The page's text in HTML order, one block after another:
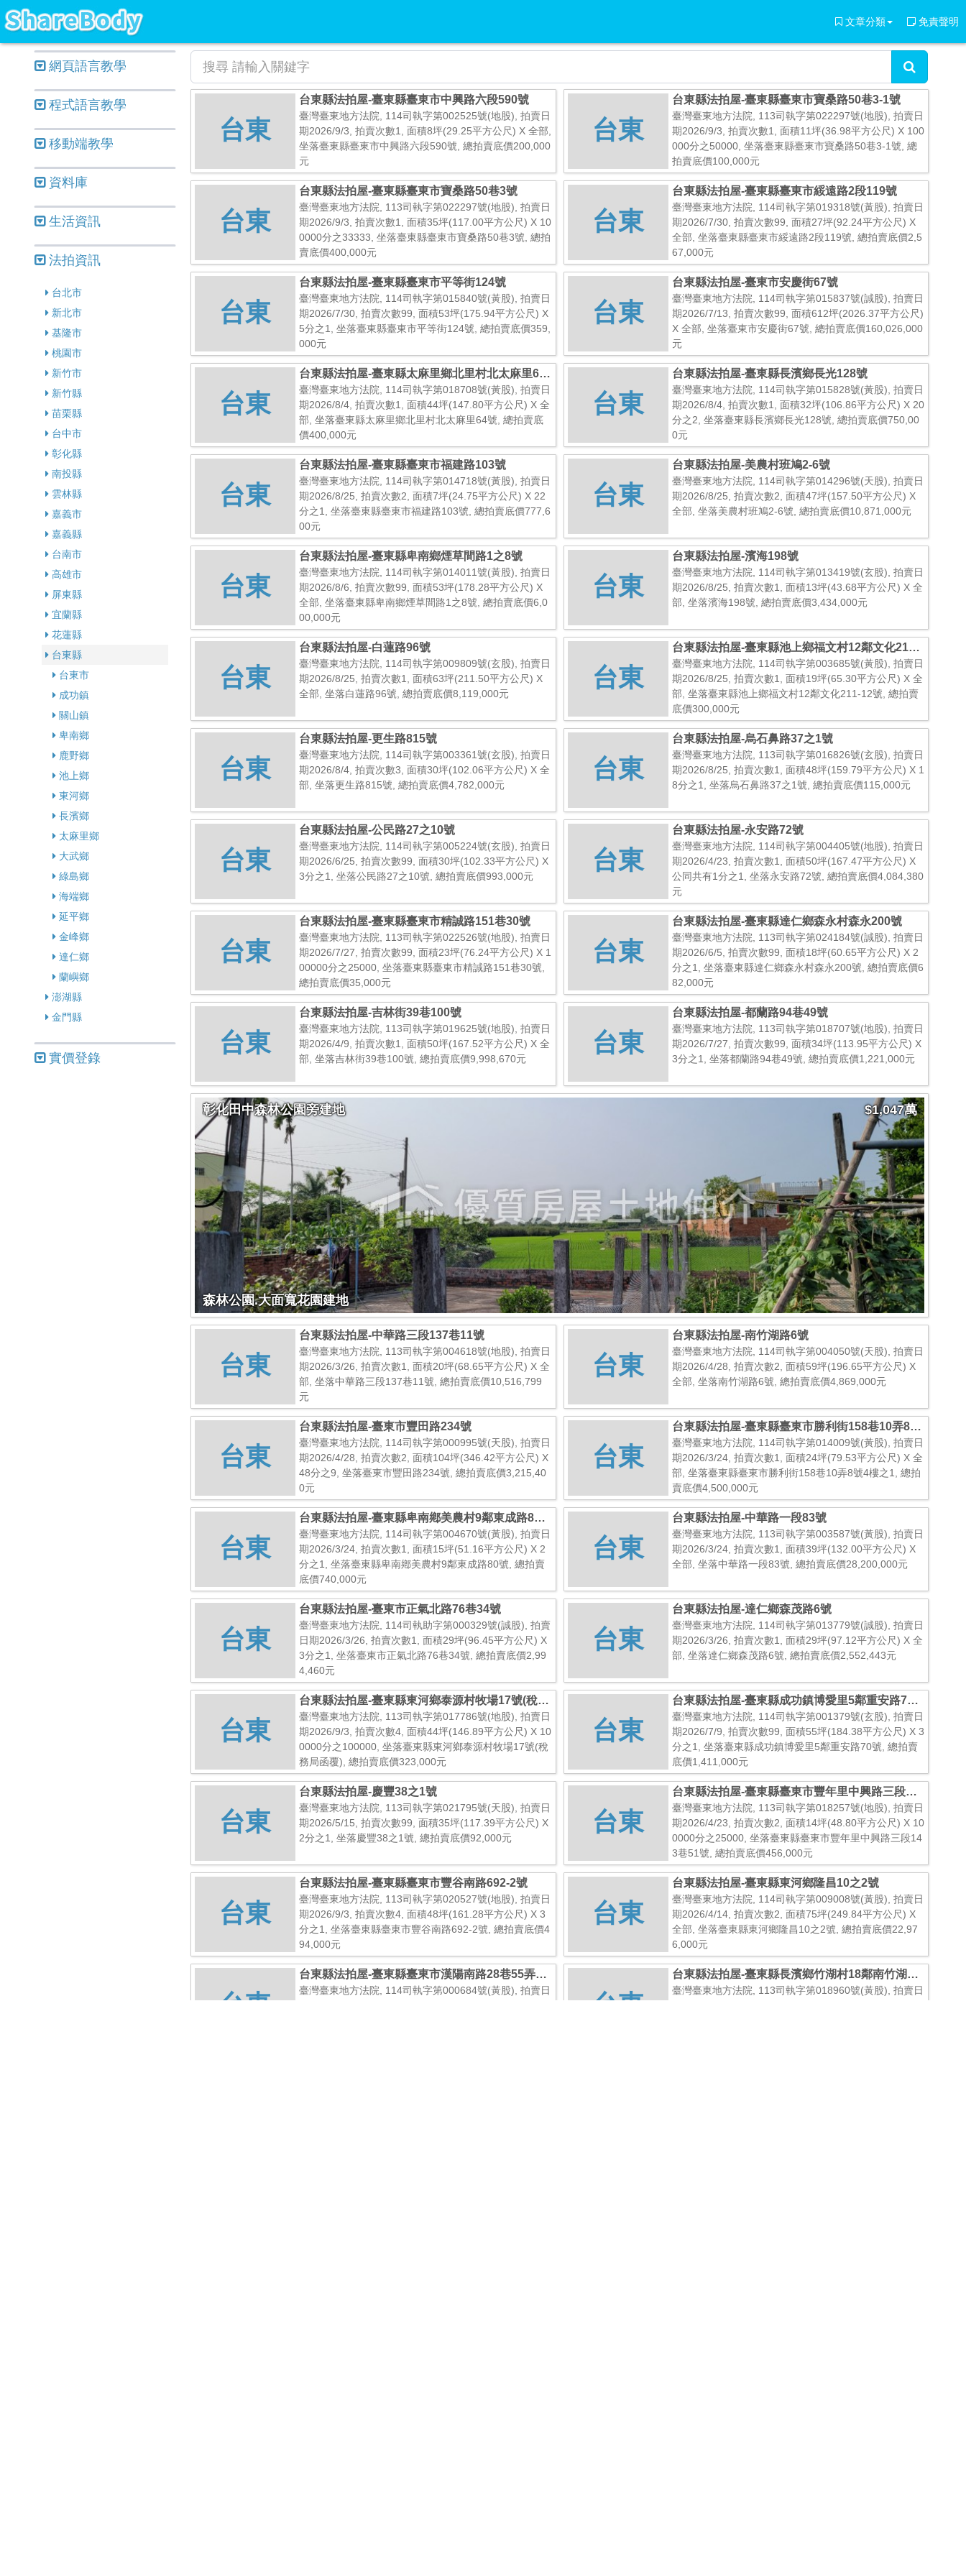
文章分類 免責聲明
網頁語言教學
程式語言教學
移動端教學
資料庫
生活資訊
法拍資訊
台北市
新北市
基隆市
桃園市
新竹市
新竹縣
苗栗縣
台中市
彰化縣
南投縣
雲林縣
嘉義市
嘉義縣
台南市
高雄市
屏東縣
宜蘭縣
花蓮縣
台東縣
台東市
成功鎮
關山鎮
卑南鄉
鹿野鄉
池上鄉
東河鄉
長濱鄉
太麻里鄉
大武鄉
綠島鄉
海端鄉
延平鄉
金峰鄉
達仁鄉
蘭嶼鄉
澎湖縣
金門縣
實價登錄
台東
台東縣法拍屋-臺東縣臺東市中興路六段590號
臺灣臺東地方法院, 114司執字第002525號(地股), 拍賣日
期2026/9/3, 拍賣次數1, 面積8坪(29.25平方公尺) X 全部,
坐落臺東縣臺東市中興路六段590號, 總拍賣底價200,000
元
台東
台東縣法拍屋-臺東縣臺東市寶桑路50巷3-1號
臺灣臺東地方法院, 113司執字第022297號(地股), 拍賣日
期2026/9/3, 拍賣次數1, 面積11坪(36.98平方公尺) X 100
000分之50000, 坐落臺東縣臺東市寶桑路50巷3-1號, 總
拍賣底價100,000元
台東
台東縣法拍屋-臺東縣臺東市寶桑路50巷3號
臺灣臺東地方法院, 113司執字第022297號(地股), 拍賣日
期2026/9/3, 拍賣次數1, 面積35坪(117.00平方公尺) X 10
0000分之33333, 坐落臺東縣臺東市寶桑路50巷3號, 總拍
賣底價400,000元
台東
台東縣法拍屋-臺東縣臺東市綏遠路2段119號
臺灣臺東地方法院, 114司執字第019318號(黃股), 拍賣日
期2026/7/30, 拍賣次數99, 面積27坪(92.24平方公尺) X
全部, 坐落臺東縣臺東市綏遠路2段119號, 總拍賣底價2,5
67,000元
台東
台東縣法拍屋-臺東縣臺東市平等街124號
臺灣臺東地方法院, 114司執字第015840號(黃股), 拍賣日
期2026/7/30, 拍賣次數99, 面積53坪(175.94平方公尺) X
5分之1, 坐落臺東縣臺東市平等街124號, 總拍賣底價359,
000元
台東
台東縣法拍屋-臺東市安慶街67號
臺灣臺東地方法院, 114司執字第015837號(誠股), 拍賣日
期2026/7/13, 拍賣次數99, 面積612坪(2026.37平方公尺)
X 全部, 坐落臺東市安慶街67號, 總拍賣底價160,026,000
元
台東
台東縣法拍屋-臺東縣太麻里鄉北里村北太麻里64
號
臺灣臺東地方法院, 114司執字第018708號(黃股), 拍賣日
期2026/8/4, 拍賣次數1, 面積44坪(147.80平方公尺) X 全
部, 坐落臺東縣太麻里鄉北里村北太麻里64號, 總拍賣底
價400,000元
台東
台東縣法拍屋-臺東縣長濱鄉長光128號
臺灣臺東地方法院, 114司執字第015828號(黃股), 拍賣日
期2026/8/4, 拍賣次數1, 面積32坪(106.86平方公尺) X 20
分之2, 坐落臺東縣長濱鄉長光128號, 總拍賣底價750,00
0元
台東
台東縣法拍屋-臺東縣臺東市福建路103號
臺灣臺東地方法院, 114司執字第014718號(黃股), 拍賣日
期2026/8/25, 拍賣次數2, 面積7坪(24.75平方公尺) X 22
分之1, 坐落臺東縣臺東市福建路103號, 總拍賣底價777,6
00元
台東
台東縣法拍屋-美農村班鳩2-6號
臺灣臺東地方法院, 114司執字第014296號(天股), 拍賣日
期2026/8/25, 拍賣次數2, 面積47坪(157.50平方公尺) X
全部, 坐落美農村班鳩2-6號, 總拍賣底價10,871,000元
台東
台東縣法拍屋-臺東縣卑南鄉煙草間路1之8號
臺灣臺東地方法院, 114司執字第014011號(黃股), 拍賣日
期2026/8/6, 拍賣次數99, 面積53坪(178.28平方公尺) X
全部, 坐落臺東縣卑南鄉煙草間路1之8號, 總拍賣底價6,0
00,000元
台東
台東縣法拍屋-濱海198號
臺灣臺東地方法院, 114司執字第013419號(玄股), 拍賣日
期2026/8/25, 拍賣次數1, 面積13坪(43.68平方公尺) X 全
部, 坐落濱海198號, 總拍賣底價3,434,000元
台東
台東縣法拍屋-白蓮路96號
臺灣臺東地方法院, 114司執字第009809號(玄股), 拍賣日
期2026/8/25, 拍賣次數1, 面積63坪(211.50平方公尺) X
全部, 坐落白蓮路96號, 總拍賣底價8,119,000元
台東
台東縣法拍屋-臺東縣池上鄉福文村12鄰文化211-
12號
臺灣臺東地方法院, 114司執字第003685號(黃股), 拍賣日
期2026/8/25, 拍賣次數1, 面積19坪(65.30平方公尺) X 全
部, 坐落臺東縣池上鄉福文村12鄰文化211-12號, 總拍賣
底價300,000元
台東
台東縣法拍屋-更生路815號
臺灣臺東地方法院, 114司執字第003361號(玄股), 拍賣日
期2026/8/4, 拍賣次數3, 面積30坪(102.06平方公尺) X 全
部, 坐落更生路815號, 總拍賣底價4,782,000元
台東
台東縣法拍屋-烏石鼻路37之1號
臺灣臺東地方法院, 113司執字第016826號(玄股), 拍賣日
期2026/8/25, 拍賣次數1, 面積48坪(159.79平方公尺) X 1
8分之1, 坐落烏石鼻路37之1號, 總拍賣底價115,000元
台東
台東縣法拍屋-公民路27之10號
臺灣臺東地方法院, 114司執字第005224號(玄股), 拍賣日
期2026/6/25, 拍賣次數99, 面積30坪(102.33平方公尺) X
3分之1, 坐落公民路27之10號, 總拍賣底價993,000元
台東
台東縣法拍屋-永安路72號
臺灣臺東地方法院, 114司執字第004405號(地股), 拍賣日
期2026/4/23, 拍賣次數1, 面積50坪(167.47平方公尺) X
公同共有1分之1, 坐落永安路72號, 總拍賣底價4,084,380
元
台東
台東縣法拍屋-臺東縣臺東市精誠路151巷30號
臺灣臺東地方法院, 113司執字第022526號(地股), 拍賣日
期2026/7/27, 拍賣次數99, 面積23坪(76.24平方公尺) X 1
00000分之25000, 坐落臺東縣臺東市精誠路151巷30號,
總拍賣底價35,000元
台東
台東縣法拍屋-臺東縣達仁鄉森永村森永200號
臺灣臺東地方法院, 113司執字第024184號(誠股), 拍賣日
期2026/6/5, 拍賣次數99, 面積18坪(60.65平方公尺) X 2
分之1, 坐落臺東縣達仁鄉森永村森永200號, 總拍賣底價6
82,000元
台東
台東縣法拍屋-吉林街39巷100號
臺灣臺東地方法院, 113司執字第019625號(地股), 拍賣日
期2026/4/9, 拍賣次數1, 面積50坪(167.52平方公尺) X 全
部, 坐落吉林街39巷100號, 總拍賣底價9,998,670元
台東
台東縣法拍屋-都蘭路94巷49號
臺灣臺東地方法院, 113司執字第018707號(地股), 拍賣日
期2026/7/27, 拍賣次數99, 面積34坪(113.95平方公尺) X
3分之1, 坐落都蘭路94巷49號, 總拍賣底價1,221,000元
彰化田中森林公園旁建地 $1,047萬
森林公園.大面寬花園建地
台東
台東縣法拍屋-中華路三段137巷11號
臺灣臺東地方法院, 113司執字第004618號(地股), 拍賣日
期2026/3/26, 拍賣次數1, 面積20坪(68.65平方公尺) X 全
部, 坐落中華路三段137巷11號, 總拍賣底價10,516,799
元
台東
台東縣法拍屋-南竹湖路6號
臺灣臺東地方法院, 114司執字第004050號(天股), 拍賣日
期2026/4/28, 拍賣次數2, 面積59坪(196.65平方公尺) X
全部, 坐落南竹湖路6號, 總拍賣底價4,869,000元
台東
台東縣法拍屋-臺東市豐田路234號
臺灣臺東地方法院, 114司執字第000995號(天股), 拍賣日
期2026/4/28, 拍賣次數2, 面積104坪(346.42平方公尺) X
48分之9, 坐落臺東市豐田路234號, 總拍賣底價3,215,40
0元
台東
台東縣法拍屋-臺東縣臺東市勝利街158巷10弄8號
4樓之1
臺灣臺東地方法院, 114司執字第014009號(黃股), 拍賣日
期2026/3/24, 拍賣次數1, 面積24坪(79.53平方公尺) X 全
部, 坐落臺東縣臺東市勝利街158巷10弄8號4樓之1, 總拍
賣底價4,500,000元
台東
台東縣法拍屋-臺東縣卑南鄕美農村9鄰東成路80
號
臺灣臺東地方法院, 114司執字第004670號(黃股), 拍賣日
期2026/3/24, 拍賣次數1, 面積15坪(51.16平方公尺) X 2
分之1, 坐落臺東縣卑南鄕美農村9鄰東成路80號, 總拍賣
底價740,000元
台東
台東縣法拍屋-中華路一段83號
臺灣臺東地方法院, 113司執字第003587號(黃股), 拍賣日
期2026/3/24, 拍賣次數1, 面積39坪(132.00平方公尺) X
全部, 坐落中華路一段83號, 總拍賣底價28,200,000元
台東
台東縣法拍屋-臺東市正氣北路76巷34號
臺灣臺東地方法院, 114司執助字第000329號(誠股), 拍賣
日期2026/3/26, 拍賣次數1, 面積29坪(96.45平方公尺) X
3分之1, 坐落臺東市正氣北路76巷34號, 總拍賣底價2,99
4,460元
台東
台東縣法拍屋-達仁鄉森茂路6號
臺灣臺東地方法院, 114司執字第013779號(誠股), 拍賣日
期2026/3/26, 拍賣次數1, 面積29坪(97.12平方公尺) X 全
部, 坐落達仁鄉森茂路6號, 總拍賣底價2,552,443元
台東
台東縣法拍屋-臺東縣東河鄉泰源村牧場17號(稅務
局函覆)
臺灣臺東地方法院, 113司執字第017786號(地股), 拍賣日
期2026/9/3, 拍賣次數4, 面積44坪(146.89平方公尺) X 10
0000分之100000, 坐落臺東縣東河鄉泰源村牧場17號(稅
務局函覆), 總拍賣底價323,000元
台東
台東縣法拍屋-臺東縣成功鎮博愛里5鄰重安路70
號
臺灣臺東地方法院, 114司執字第001379號(玄股), 拍賣日
期2026/7/9, 拍賣次數99, 面積55坪(184.38平方公尺) X 3
分之1, 坐落臺東縣成功鎮博愛里5鄰重安路70號, 總拍賣
底價1,411,000元
台東
台東縣法拍屋-慶豐38之1號
臺灣臺東地方法院, 113司執字第021795號(天股), 拍賣日
期2026/5/15, 拍賣次數99, 面積35坪(117.39平方公尺) X
2分之1, 坐落慶豐38之1號, 總拍賣底價92,000元
台東
台東縣法拍屋-臺東縣臺東市豐年里中興路三段
143巷51號
臺灣臺東地方法院, 113司執字第018257號(地股), 拍賣日
期2026/4/23, 拍賣次數2, 面積14坪(48.80平方公尺) X 10
0000分之25000, 坐落臺東縣臺東市豐年里中興路三段14
3巷51號, 總拍賣底價456,000元
台東
台東縣法拍屋-臺東縣臺東市豐谷南路692-2號
臺灣臺東地方法院, 113司執字第020527號(地股), 拍賣日
期2026/9/3, 拍賣次數4, 面積48坪(161.28平方公尺) X 3
分之1, 坐落臺東縣臺東市豐谷南路692-2號, 總拍賣底價4
94,000元
台東
台東縣法拍屋-臺東縣東河鄉隆昌10之2號
臺灣臺東地方法院, 114司執字第009008號(黃股), 拍賣日
期2026/4/14, 拍賣次數2, 面積75坪(249.84平方公尺) X
全部, 坐落臺東縣東河鄉隆昌10之2號, 總拍賣底價22,97
6,000元
台東
台東縣法拍屋-臺東縣臺東市漢陽南路28巷55弄1
號
臺灣臺東地方法院, 114司執字第000684號(黃股), 拍賣日
台東
台東縣法拍屋-臺東縣長濱鄉竹湖村18鄰南竹湖42
之1號
臺灣臺東地方法院, 113司執字第018960號(黃股), 拍賣日